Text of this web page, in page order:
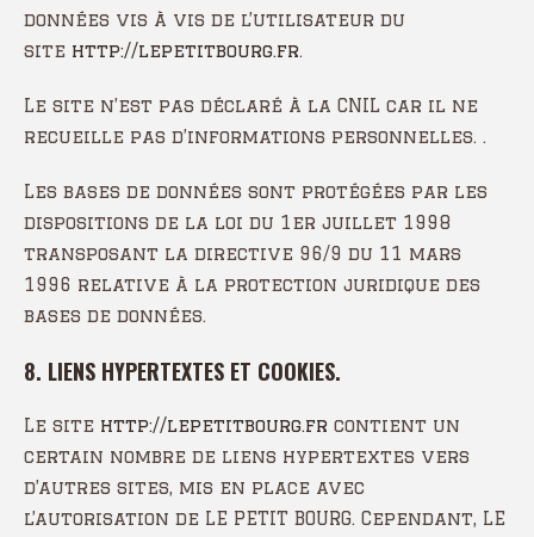
données vis à vis de l’utilisateur du
site http://lepetitbourg.fr.
Le site n’est pas déclaré à la CNIL car il ne
recueille pas d’informations personnelles. .
Les bases de données sont protégées par les
dispositions de la loi du 1er juillet 1998
transposant la directive 96/9 du 11 mars
1996 relative à la protection juridique des
bases de données.
8. LIENS HYPERTEXTES ET COOKIES.
Le site http://lepetitbourg.fr contient un
certain nombre de liens hypertextes vers
d’autres sites, mis en place avec
l’autorisation de LE PETIT BOURG. Cependant, LE